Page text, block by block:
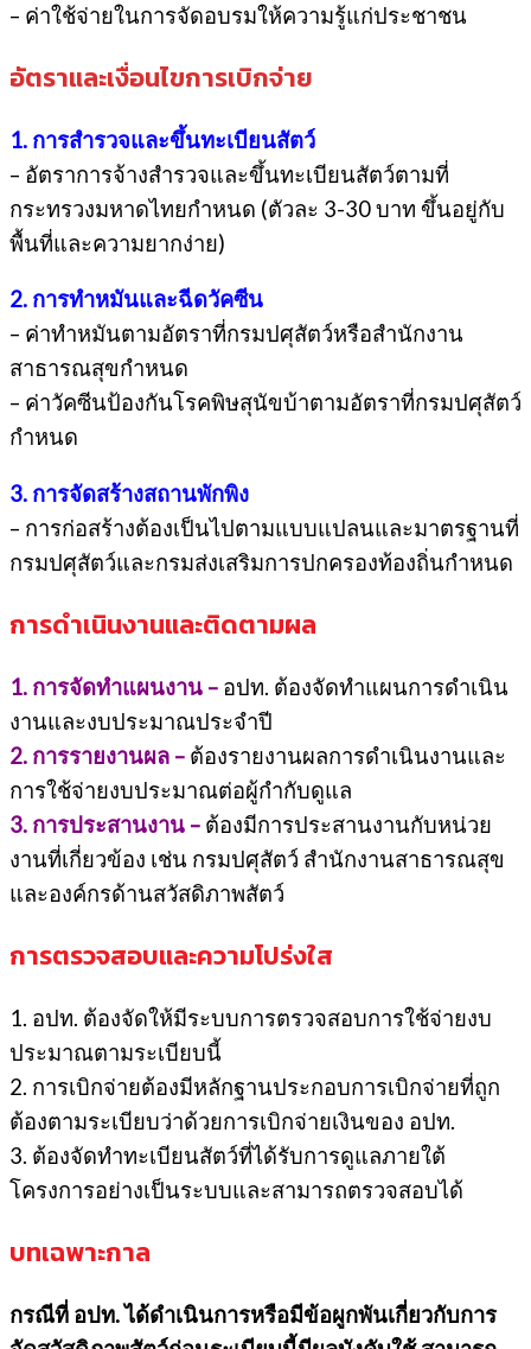
– ค่าใช้จ่ายในการจัดอบรมให้ความรู้แก่ประชาชน
อัตราและเงื่อนไขการเบิกจ่าย
1. การสำรวจและขึ้นทะเบียนสัตว์
– อัตราการจ้างสำรวจและขึ้นทะเบียนสัตว์ตามที่
กระทรวงมหาดไทยกำหนด (ตัวละ 3-30 บาท ขึ้นอยู่กับ
พื้นที่และความยากง่าย)
2. การทำหมันและฉีดวัคซีน
– ค่าทำหมันตามอัตราที่กรมปศุสัตว์หรือสำนักงาน
สาธารณสุขกำหนด
– ค่าวัคซีนป้องกันโรคพิษสุนัขบ้าตามอัตราที่กรมปศุสัตว์
กำหนด
3. การจัดสร้างสถานพักพิง
– การก่อสร้างต้องเป็นไปตามแบบแปลนและมาตรฐานที่
กรมปศุสัตว์และกรมส่งเสริมการปกครองท้องถิ่นกำหนด
การดำเนินงานและติดตามผล
1. การจัดทำแผนงาน – อปท. ต้องจัดทำแผนการดำเนิน
งานและงบประมาณประจำปี
2. การรายงานผล – ต้องรายงานผลการดำเนินงานและ
การใช้จ่ายงบประมาณต่อผู้กำกับดูแล
3. การประสานงาน – ต้องมีการประสานงานกับหน่วย
งานที่เกี่ยวข้อง เช่น กรมปศุสัตว์ สำนักงานสาธารณสุข
และองค์กรด้านสวัสดิภาพสัตว์
การตรวจสอบและความโปร่งใส
1. อปท. ต้องจัดให้มีระบบการตรวจสอบการใช้จ่ายงบ
ประมาณตามระเบียบนี้
2. การเบิกจ่ายต้องมีหลักฐานประกอบการเบิกจ่ายที่ถูก
ต้องตามระเบียบว่าด้วยการเบิกจ่ายเงินของ อปท.
3. ต้องจัดทำทะเบียนสัตว์ที่ได้รับการดูแลภายใต้
โครงการอย่างเป็นระบบและสามารถตรวจสอบได้
บทเฉพาะกาล
กรณีที่ อปท. ได้ดำเนินการหรือมีข้อผูกพันเกี่ยวกับการ